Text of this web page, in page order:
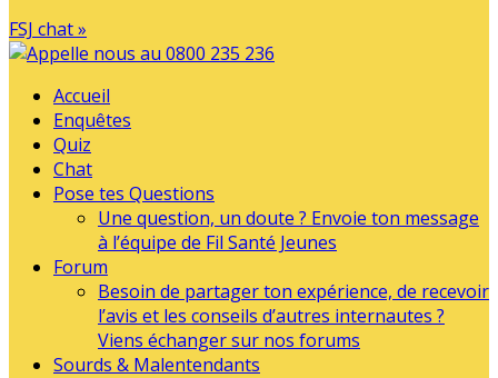
FSJ chat »
Accueil
Enquêtes
Quiz
Chat
Pose tes Questions
Une question, un doute ? Envoie ton message
à l’équipe de Fil Santé Jeunes
Forum
Besoin de partager ton expérience, de recevoir
l’avis et les conseils d’autres internautes ?
Viens échanger sur nos forums
Sourds & Malentendants